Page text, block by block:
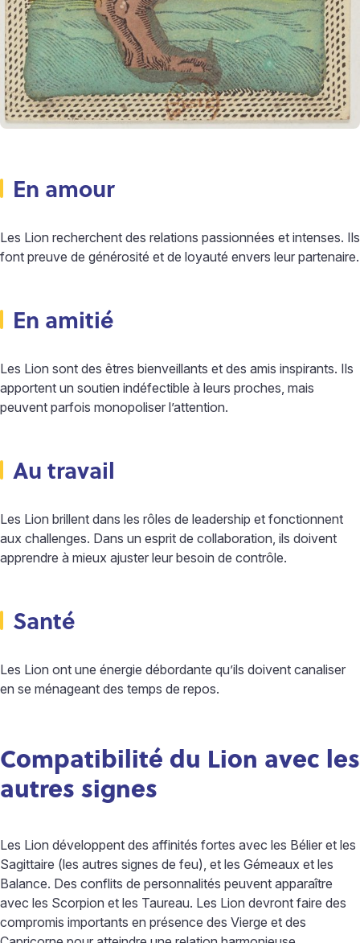
En amour
Les Lion recherchent des relations passionnées et intenses. Ils
font preuve de générosité et de loyauté envers leur partenaire.
En amitié
Les Lion sont des êtres bienveillants et des amis inspirants. Ils
apportent un soutien indéfectible à leurs proches, mais
peuvent parfois monopoliser l’attention.
Au travail
Les Lion brillent dans les rôles de leadership et fonctionnent
aux challenges. Dans un esprit de collaboration, ils doivent
apprendre à mieux ajuster leur besoin de contrôle.
Santé
Les Lion ont une énergie débordante qu’ils doivent canaliser
en se ménageant des temps de repos.
Compatibilité du Lion avec les
autres signes
Les Lion développent des affinités fortes avec les Bélier et les
Sagittaire (les autres signes de feu), et les Gémeaux et les
Balance. Des conflits de personnalités peuvent apparaître
avec les Scorpion et les Taureau. Les Lion devront faire des
compromis importants en présence des Vierge et des